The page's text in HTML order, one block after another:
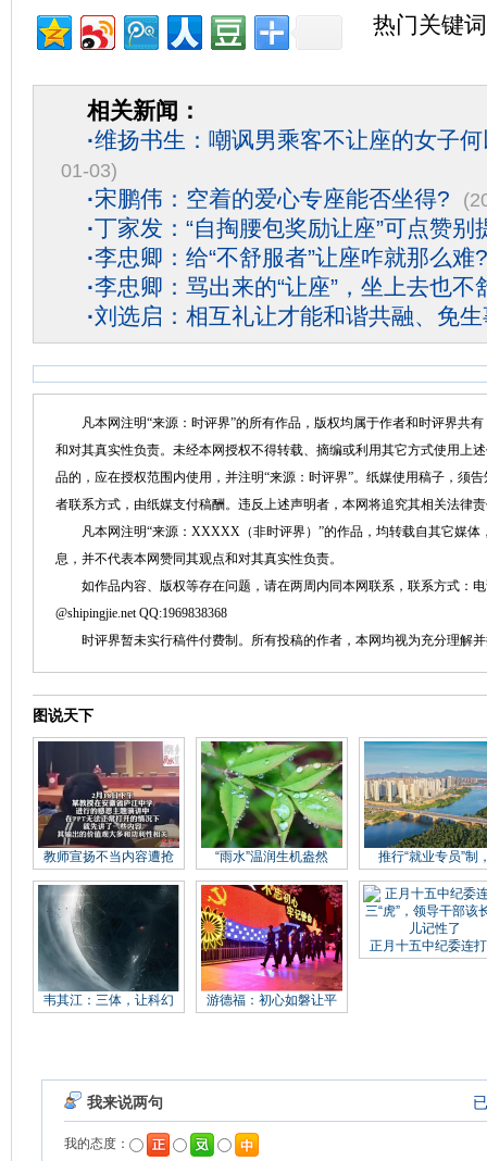
热门关键
相关新闻：
·维扬书生：嘲讽男乘客不让座的女子
01-03)
·宋鹏伟：空着的爱心专座能否坐得?
·丁家发：“自掏腰包奖励让座”可点赞别
·李忠卿：给“不舒服者”让座咋就那么难?
·李忠卿：骂出来的“让座”，坐上去也不
·刘选启：相互礼让才能和谐共融、免
凡本网注明“来源：时评界”的所有作品，版权均属于作者和时评界共有
和对其真实性负责。未经本网授权不得转载、摘编或利用其它方式使用上
品的，应在授权范围内使用，并注明“来源：时评界”。纸媒使用稿子，须
者联系方式，由纸媒支付稿酬。违反上述声明者，本网将追究其相关法律
凡本网注明“来源：XXXXX（非时评界）”的作品，均转载自其它媒体
息，并不代表本网赞同其观点和对其真实性负责。
如作品内容、版权等存在问题，请在两周内同本网联系，联系方式：电
@shipingjie.net QQ:1969838368
时评界暂未实行稿件付费制。所有投稿的作者，本网均视为充分理解并
图说天下
教师宣扬不当内容遭抢 “雨水”温润生机盎然 推行“就业专员”制
韦其江：三体，让科幻 游德福：初心如磐让平
正月十五中纪委连